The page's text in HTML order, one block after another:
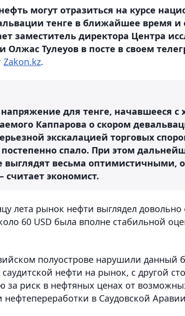
могут отразиться на курсе
тенге в ближайшее время и
заместитель директора Центра
Олжас Тулеуов в посте в своем
Zakon.kz.
для тенге, начавшееся с
Каппарова о скором
экскалацией торговых
спало. При этом
выглядят весьма оптимистичными,
считает экономист.
лета рынок нефти выглядел
60 USD была вполне стабильной
полуострове нарушили данный
саудитской нефти на рынок, с другой
риск в нефтяных ценах от
в Саудовской